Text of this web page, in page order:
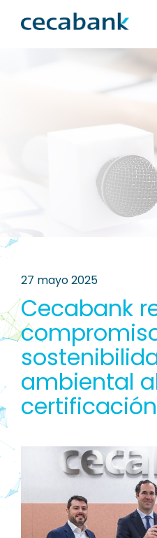
27 mayo 2025
Cecabank
ambiental
certificación